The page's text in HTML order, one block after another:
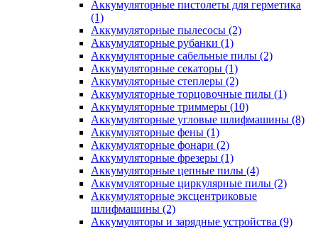
Аккумуляторные пистолеты для герметика
(1)
Аккумуляторные пылесосы (2)
Аккумуляторные рубанки (1)
Аккумуляторные сабельные пилы (2)
Аккумуляторные секаторы (1)
Аккумуляторные степлеры (2)
Аккумуляторные торцовочные пилы (1)
Аккумуляторные триммеры (10)
Аккумуляторные угловые шлифмашины (8)
Аккумуляторные фены (1)
Аккумуляторные фонари (2)
Аккумуляторные фрезеры (1)
Аккумуляторные цепные пилы (4)
Аккумуляторные циркулярные пилы (2)
Аккумуляторные эксцентриковые
шлифмашины (2)
Аккумуляторы и зарядные устройства (9)